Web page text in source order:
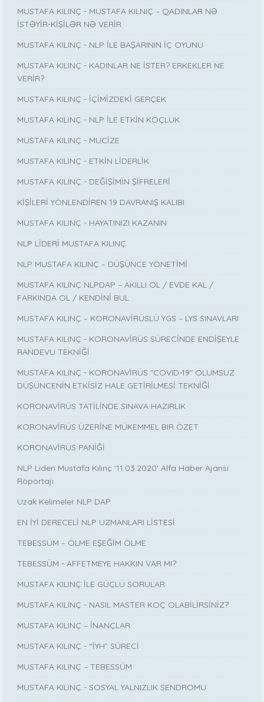
MUSTAFA KILINÇ - MUSTAFA KILNIÇ – QADINLAR NƏ
İSTƏYİR-KİŞİLƏR NƏ VERİR
MUSTAFA KILINÇ - NLP İLE BAŞARININ İÇ OYUNU
MUSTAFA KILINÇ - KADINLAR NE İSTER? ERKEKLER NE
VERİR?
MUSTAFA KILINÇ - İÇİMİZDEKİ GERÇEK
MUSTAFA KILINÇ - NLP İLE ETKİN KOÇLUK
MUSTAFA KILINÇ - MUCİZE
MUSTAFA KILINÇ - ETKİN LİDERLİK
MUSTAFA KILINÇ - DEĞİŞİMİN ŞİFRELERİ
KİŞİLERİ YÖNLENDİREN 19 DAVRANIŞ KALIBI
MUSTAFA KILINÇ - HAYATINIZI KAZANIN
NLP LİDERİ MUSTAFA KILINÇ
NLP MUSTAFA KILINÇ – DÜŞÜNCE YÖNETİMİ
MUSTAFA KILINÇ NLPDAP – AKILLI OL / EVDE KAL /
FARKINDA OL / KENDİNİ BUL
MUSTAFA KILINÇ – KORONAVİRÜSLÜ YGS – LYS SINAVLARI
MUSTAFA KILINÇ - KORONAVİRÜS SÜRECİNDE ENDİŞEYLE
RANDEVU TEKNİĞİ
MUSTAFA KILINÇ - KORONAVİRÜS "COVID-19" OLUMSUZ
DÜŞÜNCENİN ETKİSİZ HALE GETİRİLMESİ TEKNİĞİ
KORONAVİRÜS TATİLİNDE SINAVA HAZIRLIK
KORONAVİRÜS ÜZERİNE MÜKEMMEL BIR ÖZET
KORONAVİRÜS PANİĞİ
NLP Lideri Mustafa Kılınç '11.03.2020' Alfa Haber Ajansı
Röportajı
Uzak Kelimeler NLP DAP
EN İYİ DERECELİ NLP UZMANLARI LİSTESİ
TEBESSÜM – ÖLME EŞEĞİM ÖLME
TEBESSÜM - AFFETMEYE HAKKIN VAR MI?
MUSTAFA KILINÇ İLE GÜÇLÜ SORULAR
MUSTAFA KILINÇ - NASIL MASTER KOÇ OLABİLİRSİNİZ?
MUSTAFA KILINÇ – İNANÇLAR
MUSTAFA KILINÇ - “İYH” SÜRECİ
MUSTAFA KILINÇ – TEBESSÜM
MUSTAFA KILINÇ - SOSYAL YALNIZLIK SENDROMU